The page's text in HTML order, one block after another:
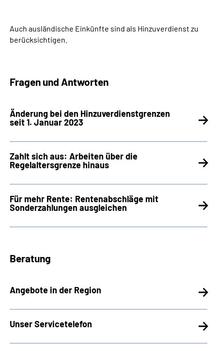
Auch ausländische Einkünfte sind als Hinzuverdienst zu
berücksichtigen.
Fragen und Antworten
Änderung bei den Hinzuverdienstgrenzen
seit 1. Januar 2023
Zahlt sich aus: Arbeiten über die
Regelaltersgrenze hinaus
Für mehr Rente: Rentenabschläge mit
Sonderzahlungen ausgleichen
Beratung
Angebote in der Region
Unser Servicetelefon